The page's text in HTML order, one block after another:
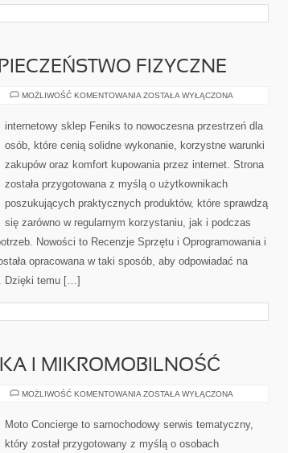
FIZYCZNE
MOŻLIWOŚĆ KOMENTOWANIA MONITORING
ZOSTAŁA WYŁĄCZONA
internetowy sklep Feniks to nowoczesna przestrzeń dla
osób, które cenią solidne wykonanie, korzystne warunki
zakupów oraz komfort kupowania przez internet. Strona
została przygotowana z myślą o użytkownikach
poszukujących praktycznych produktów, które sprawdzą
się zarówno w regularnym korzystaniu, jak i podczas
Nowości to Recenzje Sprzętu i Oprogramowania i
opracowana w taki sposób, aby odpowiadać na
Dzięki temu […]
I MIKROMOBILNOŚĆ
MOŻLIWOŚĆ KOMENTOWANIA MOBILNOŚĆ
MIKROMOBILNOŚĆ
ZOSTAŁA WYŁĄCZONA
Moto Concierge to samochodowy serwis tematyczny,
który został przygotowany z myślą o osobach